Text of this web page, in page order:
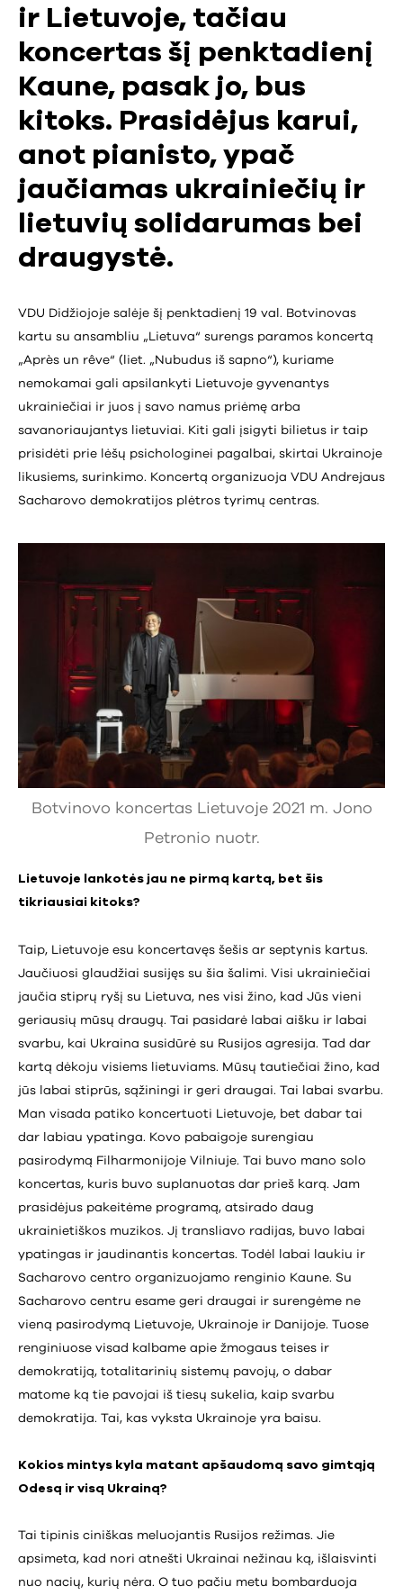
ir Lietuvoje, tačiau
koncertas šį penktadienį
Kaune, pasak jo, bus
kitoks. Prasidėjus karui,
anot pianisto, ypač
jaučiamas ukrainiečių ir
lietuvių solidarumas bei
draugystė.
VDU Didžiojoje salėje šį penktadienį 19 val. Botvinovas
kartu su ansambliu „Lietuva“ surengs paramos koncertą
„Après un rêve“ (liet. „Nubudus iš sapno“), kuriame
nemokamai gali apsilankyti Lietuvoje gyvenantys
ukrainiečiai ir juos į savo namus priėmę arba
savanoriaujantys lietuviai. Kiti gali įsigyti bilietus ir taip
prisidėti prie lėšų psichologinei pagalbai, skirtai Ukrainoje
likusiems, surinkimo. Koncertą organizuoja VDU Andrejaus
Sacharovo demokratijos plėtros tyrimų centras.
Botvinovo koncertas Lietuvoje 2021 m. Jono
Petronio nuotr.
Lietuvoje lankotės jau ne pirmą kartą, bet šis
tikriausiai kitoks?
Taip, Lietuvoje esu koncertavęs šešis ar septynis kartus.
Jaučiuosi glaudžiai susijęs su šia šalimi. Visi ukrainiečiai
jaučia stiprų ryšį su Lietuva, nes visi žino, kad Jūs vieni
geriausių mūsų draugų. Tai pasidarė labai aišku ir labai
svarbu, kai Ukraina susidūrė su Rusijos agresija. Tad dar
kartą dėkoju visiems lietuviams. Mūsų tautiečiai žino, kad
jūs labai stiprūs, sąžiningi ir geri draugai. Tai labai svarbu.
Man visada patiko koncertuoti Lietuvoje, bet dabar tai
dar labiau ypatinga. Kovo pabaigoje surengiau
pasirodymą Filharmonijoje Vilniuje. Tai buvo mano solo
koncertas, kuris buvo suplanuotas dar prieš karą. Jam
prasidėjus pakeitėme programą, atsirado daug
ukrainietiškos muzikos. Jį transliavo radijas, buvo labai
ypatingas ir jaudinantis koncertas. Todėl labai laukiu ir
Sacharovo centro organizuojamo renginio Kaune. Su
Sacharovo centru esame geri draugai ir surengėme ne
vieną pasirodymą Lietuvoje, Ukrainoje ir Danijoje. Tuose
renginiuose visad kalbame apie žmogaus teises ir
demokratiją, totalitarinių sistemų pavojų, o dabar
matome ką tie pavojai iš tiesų sukelia, kaip svarbu
demokratija. Tai, kas vyksta Ukrainoje yra baisu.
Kokios mintys kyla matant apšaudomą savo gimtąją
Odesą ir visą Ukrainą?
Tai tipinis ciniškas meluojantis Rusijos režimas. Jie
apsimeta, kad nori atnešti Ukrainai nežinau ką, išlaisvinti
nuo nacių, kurių nėra. O tuo pačiu metu bombarduoja